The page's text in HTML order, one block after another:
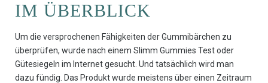
IM ÜBERBLICK
Um die versprochenen Fähigkeiten der Gummibärchen zu
überprüfen, wurde nach einem Slimm Gummies Test oder
Gütesiegeln im Internet gesucht. Und tatsächlich wird man
dazu fündig. Das Produkt wurde meistens über einen Zeitraum